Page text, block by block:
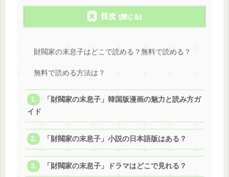
目次
財閥家の末息子はどこで読める？無料で読める？
無料で読める方法は？
「財閥家の末息子」韓国版漫画の魅力と読み方ガ
イド
「財閥家の末息子」小説の日本語版はある？
「財閥家の末息子」ドラマはどこで見れる？